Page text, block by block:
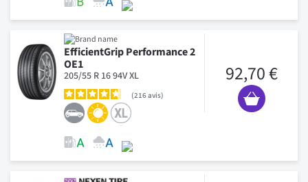
EfficientGrip Performance 2
OE1
205/55 R 16 94V XL
216avis
92,70 €